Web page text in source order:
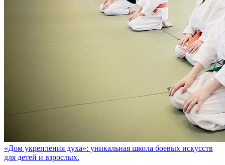
«Дом укрепления духа»: уникальная школа боевых искусств
для детей и взрослых.